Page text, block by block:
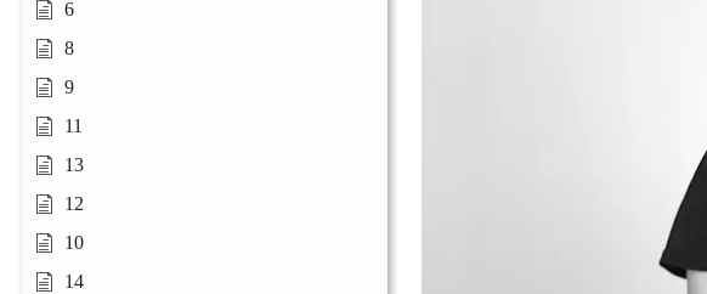
6
8
9
11
13
12
10
14